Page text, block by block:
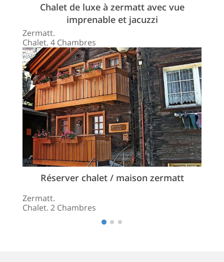
Chalet de luxe à zermatt avec vue
imprenable et jacuzzi
Zermatt.
Chalet. 4 Chambres
Réserver chalet / maison zermatt
Zermatt.
Chalet. 2 Chambres